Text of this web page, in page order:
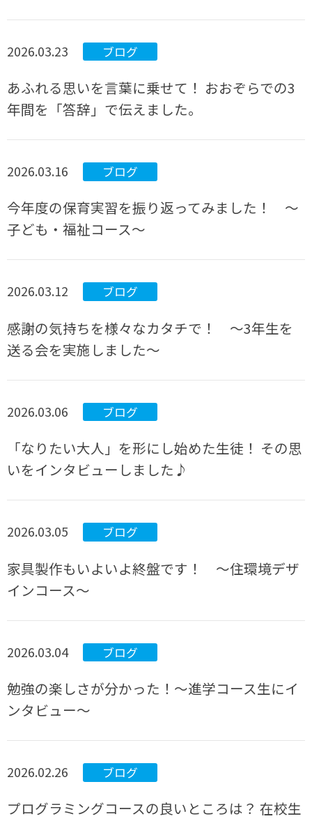
2026.03.23 ブログ
あふれる思いを言葉に乗せて！ おおぞらでの3
年間を「答辞」で伝えました。
2026.03.16 ブログ
今年度の保育実習を振り返ってみました！ ～
子ども・福祉コース～
2026.03.12 ブログ
感謝の気持ちを様々なカタチで！ ～3年生を
送る会を実施しました～
2026.03.06 ブログ
「なりたい大人」を形にし始めた生徒！ その思
いをインタビューしました♪
2026.03.05 ブログ
家具製作もいよいよ終盤です！ ～住環境デザ
インコース～
2026.03.04 ブログ
勉強の楽しさが分かった！～進学コース生にイ
ンタビュー～
2026.02.26 ブログ
プログラミングコースの良いところは？ 在校生